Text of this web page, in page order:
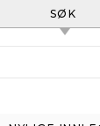
SØK